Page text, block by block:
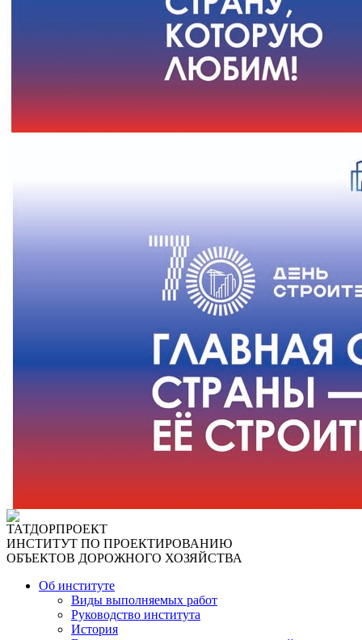
ТАТДОРПРОЕКТ
ИНСТИТУТ ПО ПРОЕКТИРОВАНИЮ
ОБЪЕКТОВ ДОРОЖНОГО ХОЗЯЙСТВА
Об институте
Виды выполняемых работ
Руководство института
История